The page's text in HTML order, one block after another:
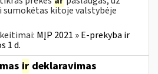
sumokėtas kitoje valstybėje
MĮP 2021 » E-prekyba ir
1 d.
ir deklaravimas